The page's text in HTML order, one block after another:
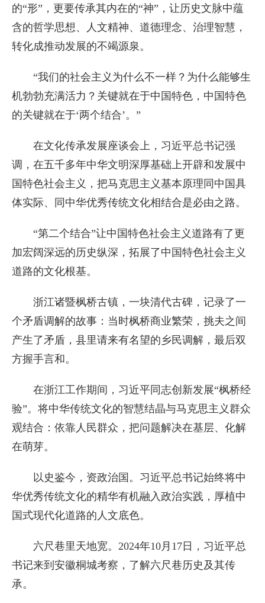
的“形”，更要传承其内在的“神”，让历史文脉中蕴
含的哲学思想、人文精神、道德理念、治理智慧，
转化成推动发展的不竭源泉。
“我们的社会主义为什么不一样？为什么能够生
机勃勃充满活力？关键就在于中国特色，中国特色
的关键就在于‘两个结合’。”
在文化传承发展座谈会上，习近平总书记强
调，在五千多年中华文明深厚基础上开辟和发展中
国特色社会主义，把马克思主义基本原理同中国具
体实际、同中华优秀传统文化相结合是必由之路。
“第二个结合”让中国特色社会主义道路有了更
加宏阔深远的历史纵深，拓展了中国特色社会主义
道路的文化根基。
浙江诸暨枫桥古镇，一块清代古碑，记录了一
个矛盾调解的故事：当时枫桥商业繁荣，挑夫之间
产生了矛盾，县里请来有名望的乡民调解，最后双
方握手言和。
在浙江工作期间，习近平同志创新发展“枫桥经
验”。将中华传统文化的智慧结晶与马克思主义群众
观结合：依靠人民群众，把问题解决在基层、化解
在萌芽。
以史鉴今，资政治国。习近平总书记始终将中
华优秀传统文化的精华有机融入政治实践，厚植中
国式现代化道路的人文底色。
六尺巷里天地宽。2024年10月17日，习近平总
书记来到安徽桐城考察，了解六尺巷历史及其传
承。